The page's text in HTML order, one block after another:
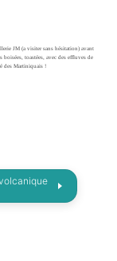
JM (a visiter sans hésitation) avant
toastées, avec des effluves de
des Martiniquais !